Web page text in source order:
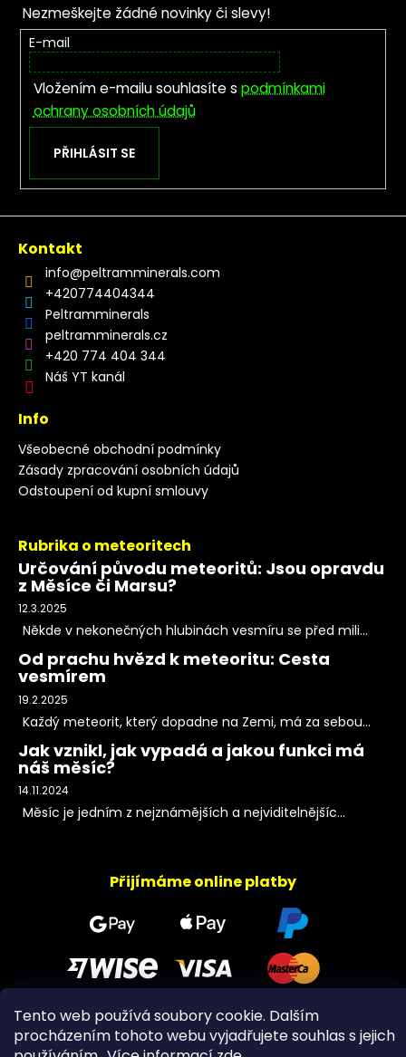
Tento web používá soubory cookie. Dalším
procházením tohoto webu vyjadřujete souhlas s jejich
Nezmeškejte žádné novinky či slevy!
E-mail
Vložením e-mailu souhlasíte s podmínkami
ochrany osobních údajů
PŘIHLÁSIT SE
Kontakt
info@peltramminerals.com
+420774404344
Peltramminerals
peltramminerals.cz
+420 774 404 344
Náš YT kanál
Info
Všeobecné obchodní podmínky
Zásady zpracování osobních údajů
Odstoupení od kupní smlouvy
Rubrika o meteoritech
Určování původu meteoritů: Jsou opravdu
z Měsíce či Marsu?
12.3.2025
Někde v nekonečných hlubinách vesmíru se před mili...
Od prachu hvězd k meteoritu: Cesta
vesmírem
19.2.2025
Každý meteorit, který dopadne na Zemi, má za sebou...
Jak vznikl, jak vypadá a jakou funkci má
náš měsíc?
14.11.2024
Měsíc je jedním z nejznámějších a nejviditelnějšíc...
Přijímáme online platby
Copyright 2026PeltramMinerals. Všechna práva